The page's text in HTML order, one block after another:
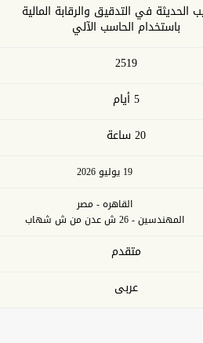
الحديثة في التدقيق والرقابة المالية
باستخدام الحاسب الآلي
2519
5 أيام
20 ساعة
19 يوليو 2026
القاهره - مصر
المهندسين - 26 ش عدن من ش شهاب
متقدم
عربى